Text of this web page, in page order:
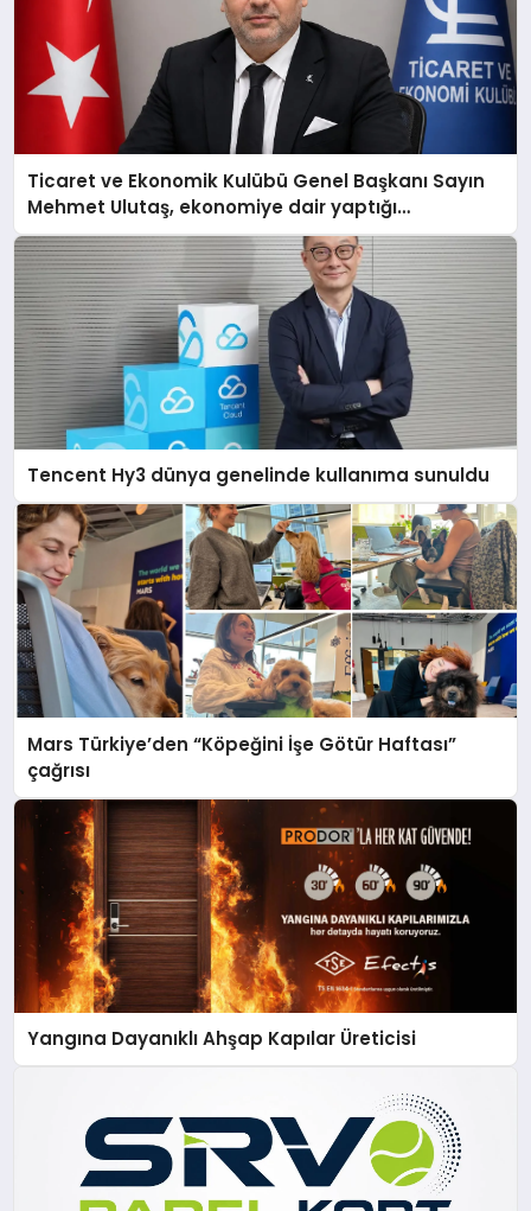
Ticaret ve Ekonomik Kulübü Genel Başkanı Sayın
Mehmet Ulutaş, ekonomiye dair yaptığı
açıklamada şunları kaydetti:
Tencent Hy3 dünya genelinde kullanıma sunuldu
Mars Türkiye’den “Köpeğini İşe Götür Haftası”
çağrısı
Yangına Dayanıklı Ahşap Kapılar Üreticisi